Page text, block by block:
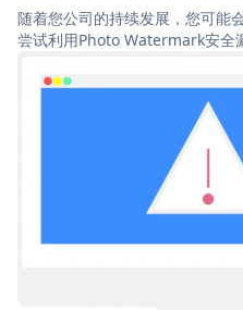
随着您公司的持续发展，您可能
尝试利用Photo Watermark安全